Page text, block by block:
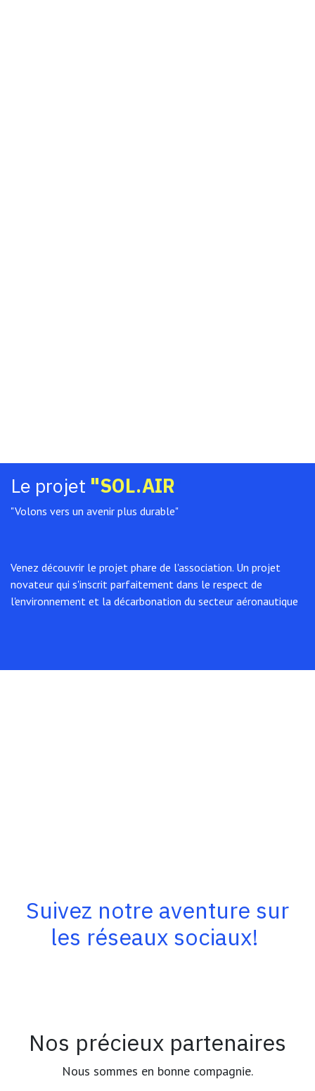
Le projet "SOL.AIR
"Volons vers un avenir plus durable"
Venez découvrir le projet phare de l'association. Un projet
novateur qui s'inscrit parfaitement dans le respect de
l'environnement et la décarbonation du secteur aéronautique
Suivez notre aventure sur
les réseaux sociaux!
Nos précieux partenaires
Nous sommes en bonne compagnie.